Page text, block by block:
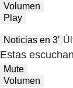
Volumen
Play
Noticias en 3′
Estas
Mute
Volumen